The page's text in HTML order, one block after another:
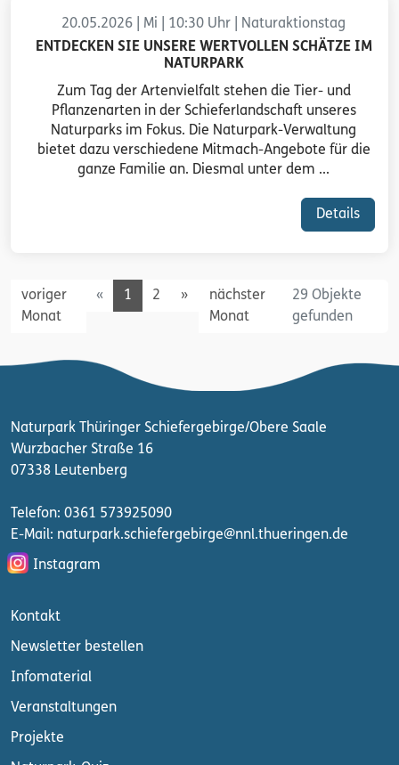
20.05.2026 | Mi | 10:30 Uhr | Naturaktionstag
ENTDECKEN SIE UNSERE WERTVOLLEN SCHÄTZE IM
NATURPARK
Zum Tag der Artenvielfalt stehen die Tier- und
Pflanzenarten in der Schieferlandschaft unseres
Naturparks im Fokus. Die Naturpark-Verwaltung
bietet dazu verschiedene Mitmach-Angebote für die
ganze Familie an. Diesmal unter dem ...
Details
voriger
Monat
«Previous
1 2 »Nextnächster
Monat
29 Objekte
gefunden
Naturpark Thüringer Schiefergebirge/Obere Saale
Wurzbacher Straße 16
07338 Leutenberg
Telefon: 0361 573925090
E-Mail: naturpark.schiefergebirge@nnl.thueringen.de
Instagram
Kontakt
Newsletter bestellen
Infomaterial
Veranstaltungen
Projekte